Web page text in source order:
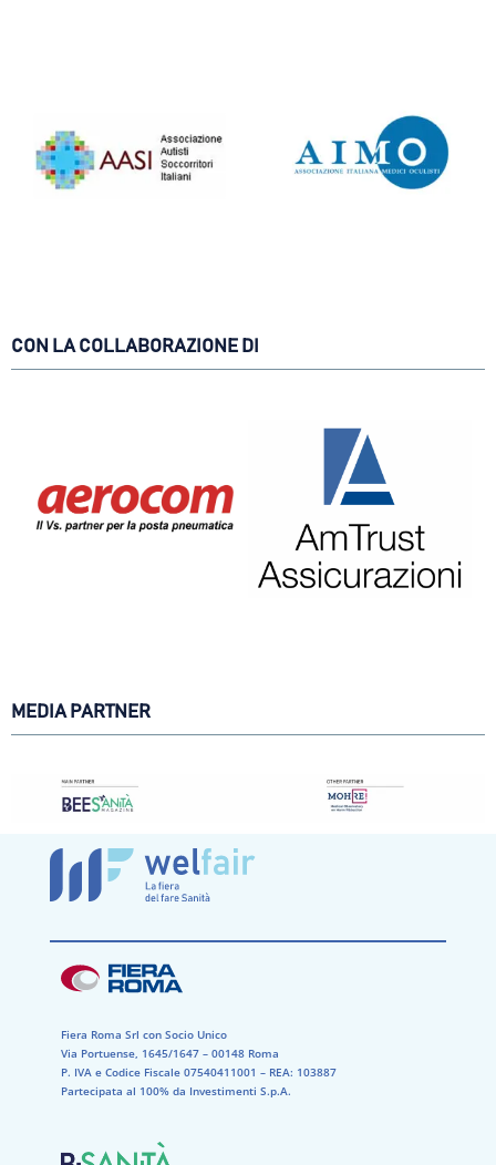
CON LA COLLABORAZIONE DI
MEDIA PARTNER
Fiera Roma Srl con Socio Unico
Via Portuense, 1645/1647 – 00148 Roma
P. IVA e Codice Fiscale 07540411001​ – REA: 103887​
Partecipata al 100% da Investimenti S.p.A.